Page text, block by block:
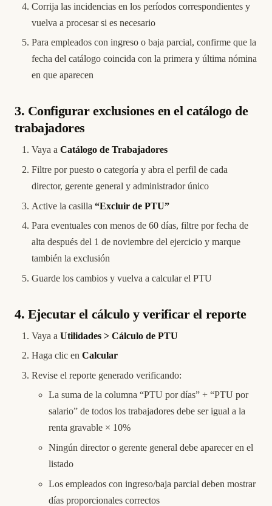
Corrija las incidencias en los períodos correspondientes y
vuelva a procesar si es necesario
Para empleados con ingreso o baja parcial, confirme que la
fecha del catálogo coincida con la primera y última nómina
en que aparecen
3. Configurar exclusiones en el catálogo de
trabajadores
Vaya a Catálogo de Trabajadores
Filtre por puesto o categoría y abra el perfil de cada
director, gerente general y administrador único
Active la casilla “Excluir de PTU”
Para eventuales con menos de 60 días, filtre por fecha de
alta después del 1 de noviembre del ejercicio y marque
también la exclusión
Guarde los cambios y vuelva a calcular el PTU
4. Ejecutar el cálculo y verificar el reporte
Vaya a Utilidades > Cálculo de PTU
Haga clic en Calcular
Revise el reporte generado verificando:
La suma de la columna “PTU por días” + “PTU por
salario” de todos los trabajadores debe ser igual a la
renta gravable × 10%
Ningún director o gerente general debe aparecer en el
listado
Los empleados con ingreso/baja parcial deben mostrar
días proporcionales correctos